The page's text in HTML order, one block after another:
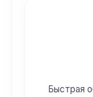
Быстрая